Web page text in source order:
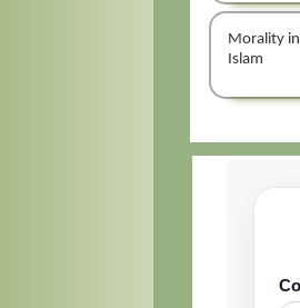
Morality in
Islam